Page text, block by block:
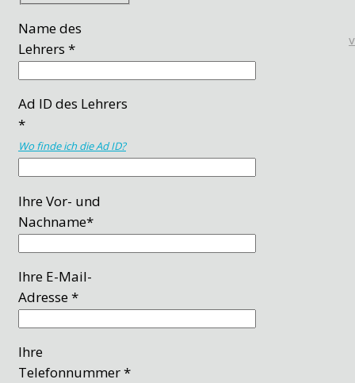
Name des
Lehrers *
Ad ID des Lehrers
*
Wo finde ich die Ad ID?
Ihre Vor- und
Nachname*
Ihre E-Mail-
Adresse *
Ihre
Telefonnummer *